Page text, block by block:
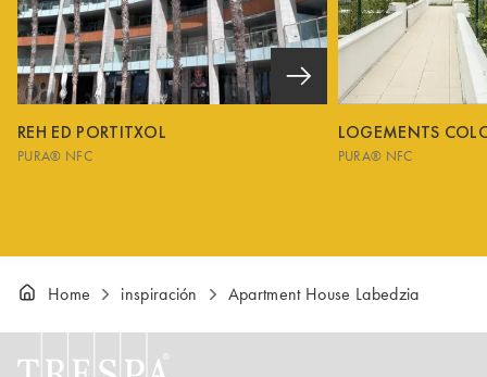
REH ED PORTITXOL
PURA® NFC
LOGEMENTS
PURA® NFC
Home inspiración Apartment House Labedzia